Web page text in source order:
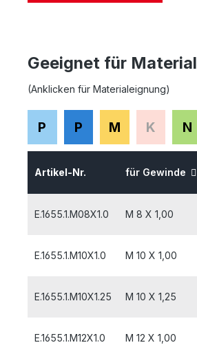
Geeignet für Material
(Anklicken für Materialeignung)
P P M K N
Artikel-Nr. für Gewinde
E.1655.1.M08X1.0 M 8 X 1,00
E.1655.1.M10X1.0 M 10 X 1,00
E.1655.1.M10X1.25 M 10 X 1,25
E.1655.1.M12X1.0 M 12 X 1,00